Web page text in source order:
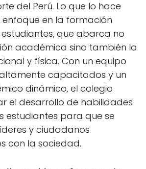
del Perú. Lo que lo hace
en la formación
que abarca no
académica sino también la
y física. Con un equipo
capacitados y un
dinámico, el colegio
el desarrollo de habilidades
estudiantes para que se
y ciudadanos
con la sociedad.